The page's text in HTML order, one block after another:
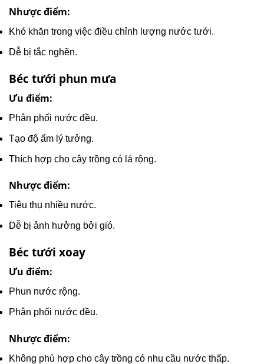
Nhược điểm:
Khó khăn trong việc điều chỉnh lượng nước tưới.
Dễ bị tắc nghẽn.
Béc tưới phun mưa
Ưu điểm:
Phân phối nước đều.
Tạo độ ẩm lý tưởng.
Thích hợp cho cây trồng có lá rộng.
Nhược điểm:
Tiêu thụ nhiều nước.
Dễ bị ảnh hưởng bởi gió.
Béc tưới xoay
Ưu điểm:
Phun nước rộng.
Phân phối nước đều.
Nhược điểm:
Không phù hợp cho cây trồng có nhu cầu nước thấp.